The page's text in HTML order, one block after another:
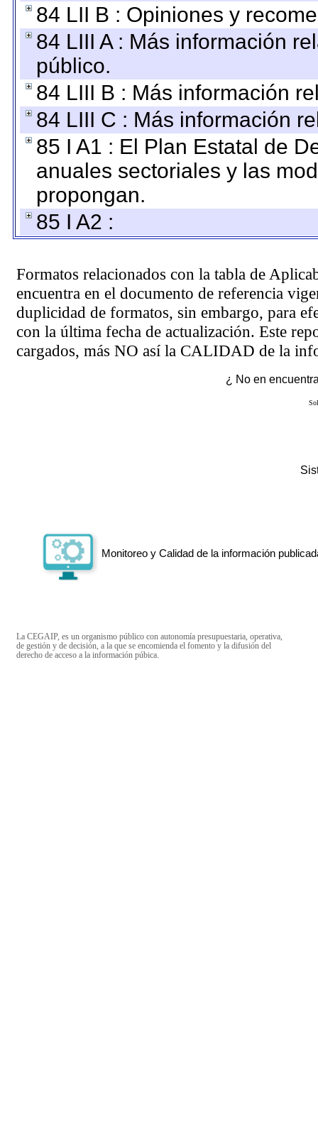
84 LII B : Opiniones y
84 LIII A : Más información
público.
84 LIII B : Más información
84 LIII C : Más información
85 I A1 : El Plan Estatal de
anuales sectoriales y las
propongan.
85 I A2 :
Formatos relacionados con la tabla de
encuentra en el documento de referencia
duplicidad de formatos, sin embargo, para
con la última fecha de actualización. Este
cargados, más NO así la CALIDAD de la
¿ No en
Monitoreo y Calidad de la información
La CEGAIP, es un organismo público con autonomía presupuestaria, operativa,
de gestión y de decisión, a la que se encomienda el fomento y la difusión del
derecho de acceso a la información púbica.